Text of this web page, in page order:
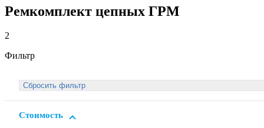
Ремкомплект цепных ГРМ
2
Фильтр
Стоимость